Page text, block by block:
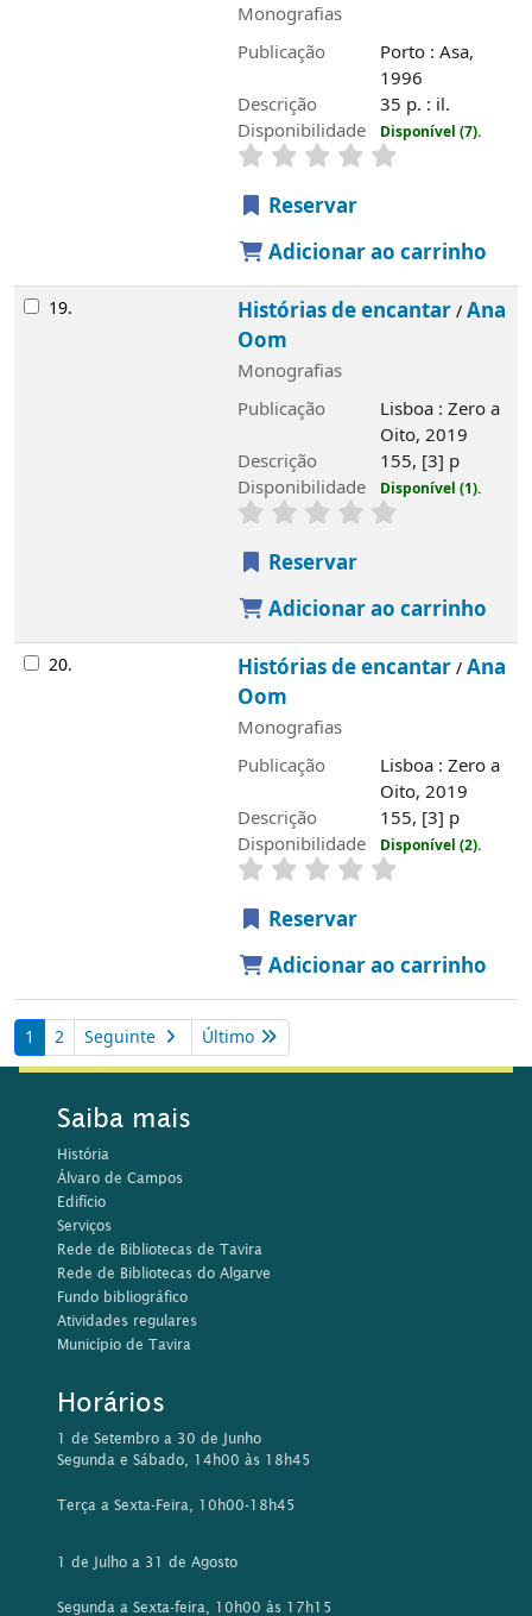
Monografias
Publicação
Porto : Asa,
1996
Descrição
35 p. : il.
Disponibilidade
Disponível (7).
Reservar
Adicionar ao carrinho
19. Histórias de encantar/Ana
Oom
Monografias
Publicação
Lisboa : Zero a
Oito, 2019
Descrição
155, [3] p
Disponibilidade
Disponível (1).
Reservar
Adicionar ao carrinho
20. Histórias de encantar/Ana
Oom
Monografias
Publicação
Lisboa : Zero a
Oito, 2019
Descrição
155, [3] p
Disponibilidade
Disponível (2).
Reservar
Adicionar ao carrinho
1 2 Seguinte Último
Saiba mais
História
Álvaro de Campos
Edifício
Serviços
Rede de Bibliotecas de Tavira
Rede de Bibliotecas do Algarve
Fundo bibliográfico
Atividades regulares
Município de Tavira
Horários
1 de Setembro a 30 de Junho
Segunda e Sábado, 14h00 às 18h45
Terça a Sexta-Feira, 10h00-18h45
1 de Julho a 31 de Agosto
Segunda a Sexta-feira, 10h00 às 17h15